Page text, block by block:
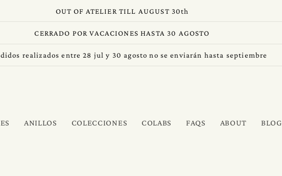
OUT OF ATELIER TILL AUGUST 30th
CERRADO POR VACACIONES HASTA 30 AGOSTO
realizados entre 28 jul y 30 agosto no se enviarán hasta septiembre
ANILLOS COLECCIONES COLABS FAQS ABOUT BLOG